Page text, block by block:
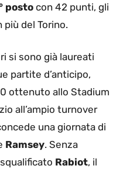
posto con 42 punti, gli
del Torino.
si sono già laureati
partite d’anticipo,
ottenuto allo Stadium
all’ampio turnover
una giornata di
Ramsey. Senza
Rabiot, il